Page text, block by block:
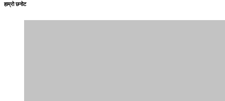
हाम्रो छनोट